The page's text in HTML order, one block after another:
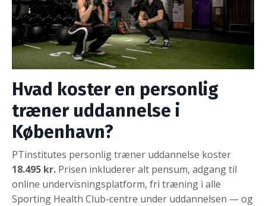
Hvad koster en personlig
træner uddannelse i
København?
PTinstitutes personlig træner uddannelse koster
18.495 kr. Prisen inkluderer alt pensum, adgang til
online undervisningsplatform, fri træning i alle
Sporting Health Club-centre under uddannelsen — og